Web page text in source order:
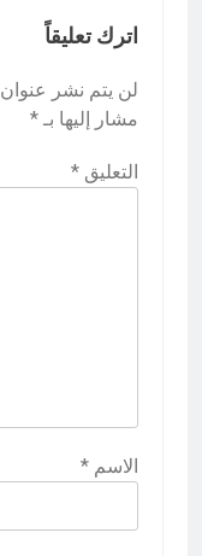
اترك تعليقاً
لن يتم نشر عنوان
مشار إليها بـ *
التعليق *
الاسم *